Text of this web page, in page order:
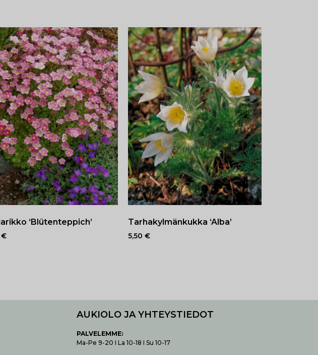
‘Blütenteppich’
€
Tarhakylmänkukka ‘Alba’
5,50 €
AUKIOLO JA YHTEYSTIEDOT
PALVELEMME:
Ma-Pe 9-20 I La 10-18 I Su 10-17